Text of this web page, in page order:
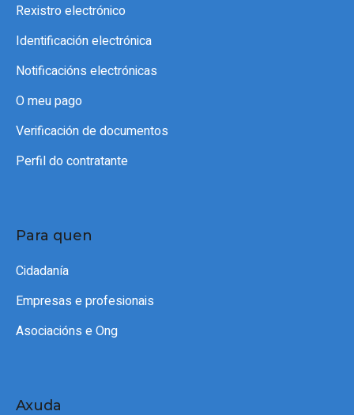
Rexistro electrónico
Identificación electrónica
Notificacións electrónicas
O meu pago
Verificación de documentos
Perfil do contratante
Para quen
Cidadanía
Empresas e profesionais
Asociacións e Ong
Axuda